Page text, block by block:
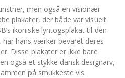
men også en visionær
plakater, der både var visuelt
ikoniske lyntogsplakat til den
hans værker bevaret deres
Disse plakater er ikke bare
også et stykke dansk designarv,
på smukkeste vis.